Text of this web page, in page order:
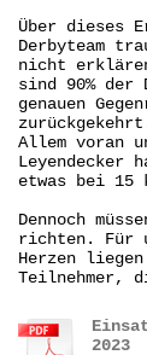
Über dieses
Derbyteam
nicht
sind 90% der
genauen
Allem voran
Leyendecker
etwas bei 15
Dennoch
richten. Für
Herzen
Teilnehmer,
2023